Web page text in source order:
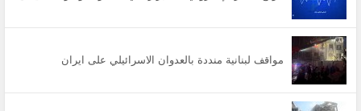
مواقف لبنانية منددة بالعدوان الاسرائيلي على ايران